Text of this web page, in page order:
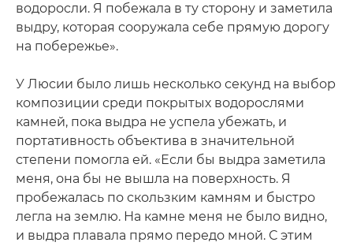
водоросли. Я побежала в ту сторону и заметила
выдру, которая сооружала себе прямую дорогу
на побережье».
У Люсии было лишь несколько секунд на выбор
композиции среди покрытых водорослями
камней, пока выдра не успела убежать, и
портативность объектива в значительной
степени помогла ей. «Если бы выдра заметила
меня, она бы не вышла на поверхность. Я
пробежалась по скользким камням и быстро
легла на землю. На камне меня не было видно,
и выдра плавала прямо передо мной. С этим